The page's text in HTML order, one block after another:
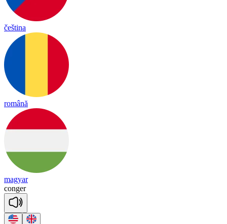
čeština
română
magyar
conger